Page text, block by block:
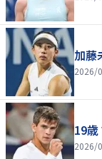
加藤
2026/
19歳
2026/